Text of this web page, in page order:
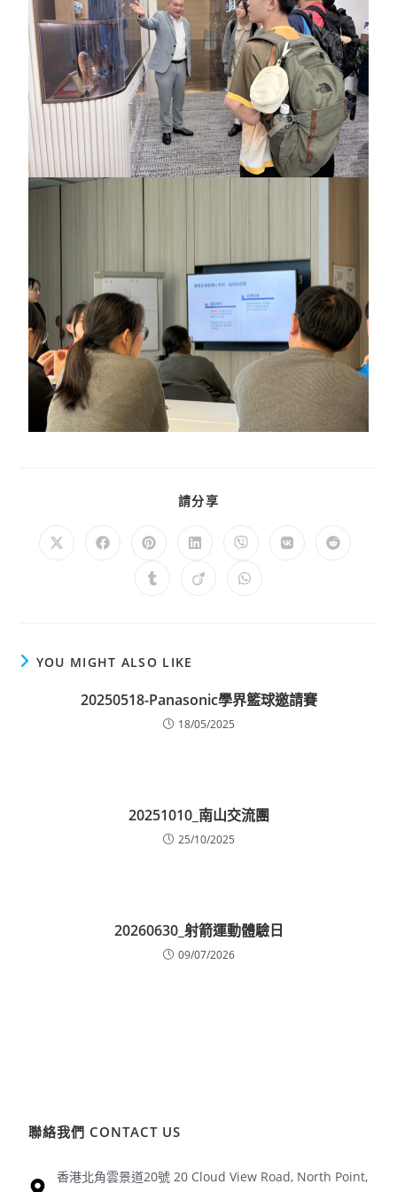
請分享
YOU MIGHT ALSO LIKE
20250518-Panasonic學界籃球邀請賽
18/05/2025
20251010_南山交流團
25/10/2025
20260630_射箭運動體驗日
09/07/2026
聯絡我們 CONTACT US
香港北角雲景道20號 20 Cloud View Road, North Point,